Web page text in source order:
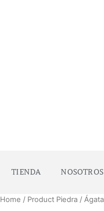
TIENDA NOSOTROS
Home / Product Piedra / Ágata